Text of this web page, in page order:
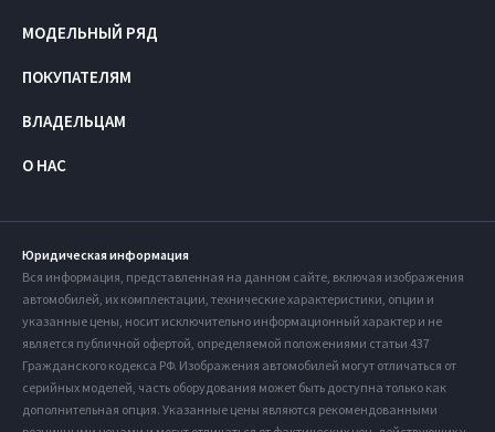
МОДЕЛЬНЫЙ РЯД
ПОКУПАТЕЛЯМ
ВЛАДЕЛЬЦАМ
О НАС
Юридическая информация
Вся информация, представленная на данном сайте, включая изображения
автомобилей, их комплектации, технические характеристики, опции и
указанные цены, носит исключительно информационный характер и не
является публичной офертой, определяемой положениями статьи 437
Гражданского кодекса РФ. Изображения автомобилей могут отличаться от
серийных моделей, часть оборудования может быть доступна только как
дополнительная опция. Указанные цены являются рекомендованными